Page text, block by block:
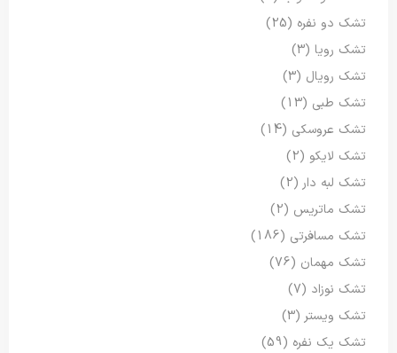
تشک دو نفره (25)
تشک رویا (3)
تشک رویال (3)
تشک طبی (13)
تشک عروسکی (14)
تشک لایکو (2)
تشک لبه دار (2)
تشک ماتریس (2)
تشک مسافرتی (186)
تشک مهمان (76)
تشک نوزاد (7)
تشک ویستر (3)
تشک یک نفره (59)